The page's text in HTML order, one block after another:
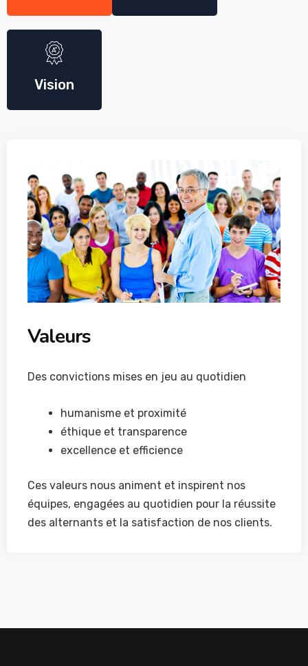
Vision
Valeurs
Des convictions mises en jeu au quotidien
humanisme et proximité
éthique et transparence
excellence et efficience
Ces valeurs nous animent et inspirent nos
équipes, engagées au quotidien pour la réussite
des alternants et la satisfaction de nos clients.